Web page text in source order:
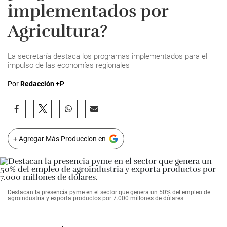
implementados por
Agricultura?
La secretaría destaca los programas implementados para el
impulso de las economías regionales
PorRedacción +P
+ Agregar Más Produccion en
Destacan la presencia pyme en el sector que genera un 50% del empleo de
agroindustria y exporta productos por 7.000 millones de dólares.